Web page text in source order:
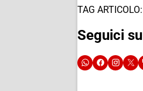
TAG ARTICOLO:
Seguici su